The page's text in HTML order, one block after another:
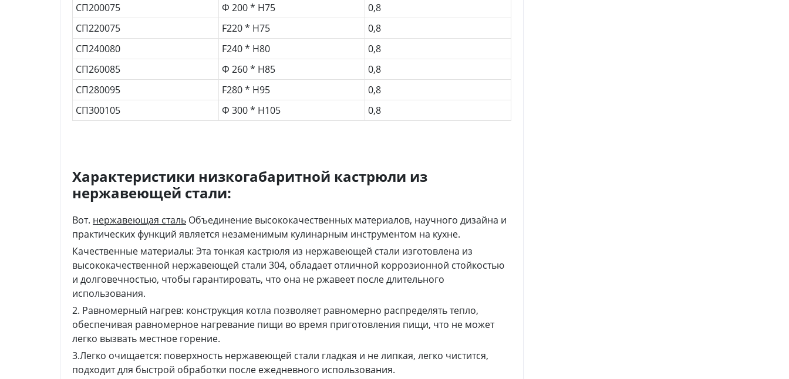
СП200075
Ф 200 * H75
0,8
СП220075
F220 * H75
0,8
СП240080
F240 * H80
0,8
СП260085
Ф 260 * H85
0,8
СП280095
F280 * H95
0,8
СП300105
Ф 300 * Н105 0,8
Характеристики низкогабаритной кастрюли из
нержавеющей стали:
Вот. нержавеющая сталь Объединение высококачественных материалов, научного дизайна и
практических функций является незаменимым кулинарным инструментом на кухне.
Качественные материалы: Эта тонкая кастрюля из нержавеющей стали изготовлена из
высококачественной нержавеющей стали 304, обладает отличной коррозионной стойкостью
и долговечностью, чтобы гарантировать, что она не ржавеет после длительного
использования.
2. Равномерный нагрев: конструкция котла позволяет равномерно распределять тепло,
обеспечивая равномерное нагревание пищи во время приготовления пищи, что не может
легко вызвать местное горение.
3.Легко очищается: поверхность нержавеющей стали гладкая и не липкая, легко чистится,
подходит для быстрой обработки после ежедневного использования.